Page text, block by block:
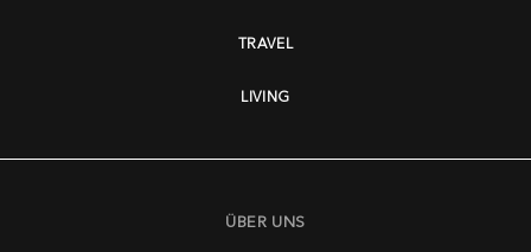
TRAVEL
LIVING
ÜBER UNS